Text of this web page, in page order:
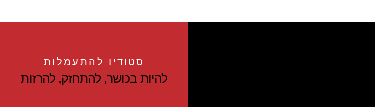
סטודיו להתעמלות
להיות בכושר, להתחזק, להרזות